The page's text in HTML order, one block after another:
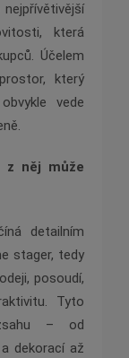
která
Účelem
který
vede
z něj může
detailním
stager, tedy
posoudí,
Tyto
– od
dekorací až